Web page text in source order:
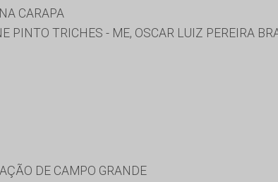
CARAPA
PINTO TRICHES - ME, OSCAR LUIZ PEREIRA
DE CAMPO GRANDE